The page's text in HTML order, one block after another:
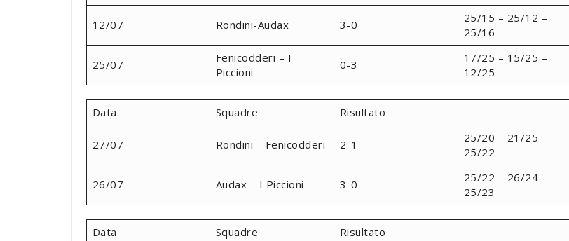
12/07 Rondini-Audax 3-0
25/15 – 25/12 –
25/16
25/07
Fenicodderi – I
Piccioni
0-3
17/25 – 15/25 –
12/25
Data Squadre Risultato
27/07 Rondini – Fenicodderi 2-1
25/20 – 21/25 –
25/22
26/07 Audax – I Piccioni 3-0
25/22 – 26/24 –
25/23
Data Squadre Risultato